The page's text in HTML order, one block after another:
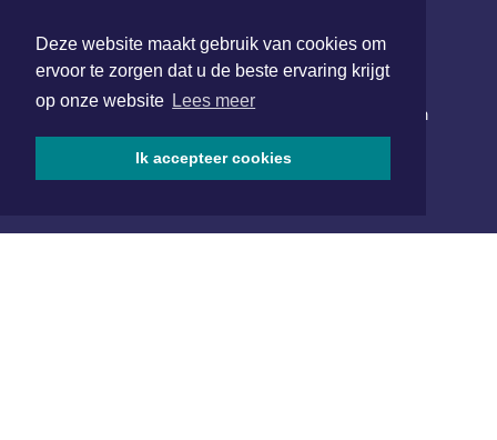
Deze website maakt gebruik van cookies om
ervoor te zorgen dat u de beste ervaring krijgt
op onze website Lees meer
Ik accepteer cookies
NIEUWSBRIEF AANMELDEN
Schrijf je in voor onze nieuwsbrief en krijg wekelijks een
samenvatting van alle gebeurtenissen uit jouw regio.
Aanmelden